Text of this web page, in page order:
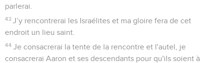
parlerai.
43 J’y rencontrerai les Israélites et ma gloire fera de cet
endroit un lieu saint.
44 Je consacrerai la tente de la rencontre et l'autel, je
consacrerai Aaron et ses descendants pour qu'ils soient à